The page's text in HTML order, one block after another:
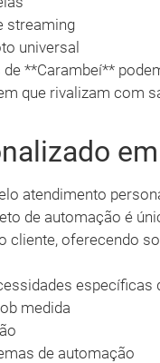
streaming
universal
**Carambeí**
que rivalizam com
atendimento
de automação é
cliente, oferecendo
específicas
medida
de automação